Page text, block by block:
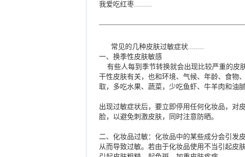
我爱吃红枣.........
常见的几种皮肤过敏症状........
一、换季性皮肤敏感
有些人每到季节转换就会出现比较严重的皮
干性皮肤有关，也和环境、气候、年龄、食物
取，多吃水果、蔬菜，少吃鱼虾、牛羊肉和油
出现过敏症状后，要立即停用任何化妆品，对
脸，以避免刺激皮肤，同时注意防晒。
二、化妆品过敏：化妆品中的某些成分会引发
从而导致过敏。若由于化妆品使用不当引起皮